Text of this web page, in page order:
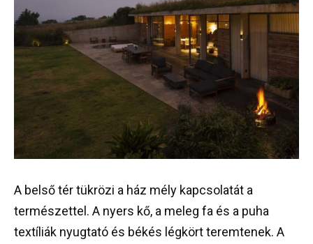
A belső tér tükrözi a ház mély kapcsolatát a
természettel. A nyers kő, a meleg fa és a puha
textíliák nyugtató és békés légkört teremtenek. A